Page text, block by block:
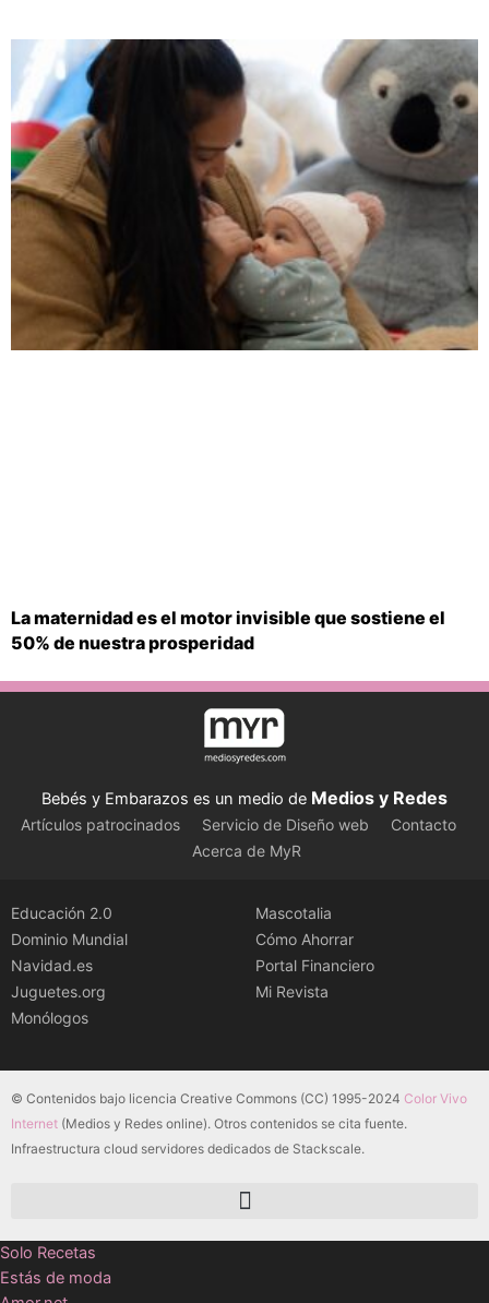
La maternidad es el motor invisible que sostiene el
50% de nuestra prosperidad
Bebés y Embarazos es un medio de Medios y Redes
Artículos patrocinados Servicio de Diseño web
Contacto
Acerca de MyR
Educación 2.0
Dominio Mundial
Navidad.es
Juguetes.org
Monólogos
Mascotalia
Cómo Ahorrar
Portal Financiero
Mi Revista
© Contenidos bajo licencia Creative Commons (CC) 1995-2024 Color Vivo
Internet (Medios y Redes online). Otros contenidos se cita fuente.
Infraestructura cloud servidores dedicados de Stackscale.
Solo Recetas
Estás de moda